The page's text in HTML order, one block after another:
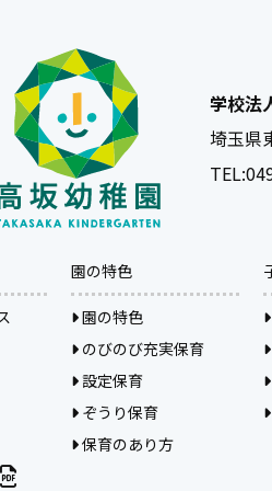
学校法
埼玉県
TEL:
園の特色
園の特色
のびのび充実保育
設定保育
ぞうり保育
保育のあり方